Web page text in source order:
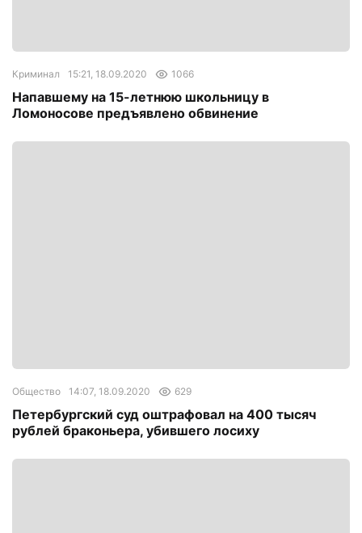
Криминал 15:21, 18.09.2020 1066
Напавшему на 15-летнюю школьницу в
Ломоносове предъявлено обвинение
Общество 14:07, 18.09.2020 629
Петербургский суд оштрафовал на 400 тысяч
рублей браконьера, убившего лосиху